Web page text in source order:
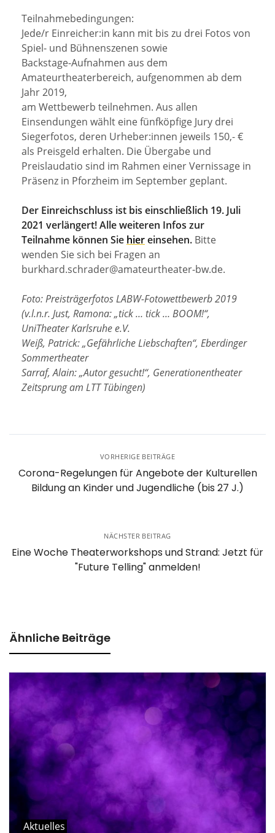
Teilnahmebedingungen:
Jede/r Einreicher:in kann mit bis zu drei Fotos von
Spiel- und Bühnenszenen sowie
Backstage-Aufnahmen aus dem
Amateurtheaterbereich, aufgenommen ab dem
Jahr 2019,
am Wettbewerb teilnehmen. Aus allen
Einsendungen wählt eine fünfköpfige Jury drei
Siegerfotos, deren Urheber:innen jeweils 150,- €
als Preisgeld erhalten. Die Übergabe und
Preislaudatio sind im Rahmen einer Vernissage in
Präsenz in Pforzheim im September geplant.
Der Einreichschluss ist bis einschließlich 19. Juli
2021 verlängert! Alle weiteren Infos zur
Teilnahme können Sie hiereinsehen. Bitte
wenden Sie sich bei Fragen an
burkhard.schrader@amateurtheater-bw.de.
Foto: Preisträgerfotos LABW-Fotowettbewerb 2019
(v.l.n.r. Just, Ramona: „tick … tick … BOOM!“,
UniTheater Karlsruhe e.V.
Weiß, Patrick: „Gefährliche Liebschaften“, Eberdinger
Sommertheater
Sarraf, Alain: „Autor gesucht!“, Generationentheater
Zeitsprung am LTT Tübingen)
VORHERIGE BEITRÄGE
Corona-Regelungen für Angebote der Kulturellen
Bildung an Kinder und Jugendliche (bis 27 J.)
NÄCHSTER BEITRAG
Eine Woche Theaterworkshops und Strand: Jetzt für
"Future Telling" anmelden!
Ähnliche Beiträge
Aktuelles